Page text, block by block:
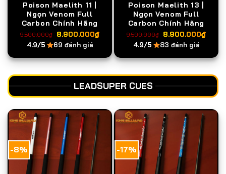
Poison Maelith 11 |
Ngọn Venom Full
Carbon Chính Hãng
9.500.000₫ Giá
gốc
là:
9.500.000₫.
8.900.000₫Giá
tại
là:
4.9/5 69 đánh giá
Poison Maelith 13 |
Ngọn Venom Full
Carbon Chính Hãng
9.500.000₫ Giá
gốc
là:
9.500.000₫.
8.900.000₫Giá
tại
là:
4.9/5 83 đánh giá
LEADSUPER CUES
-8% -17%